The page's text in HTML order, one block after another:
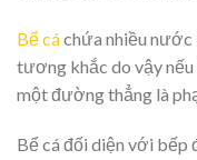
Bể cáchứa nhiều nước
tương khắc do vậy
một đường thẳng là
Bể cá đối diện với bếp